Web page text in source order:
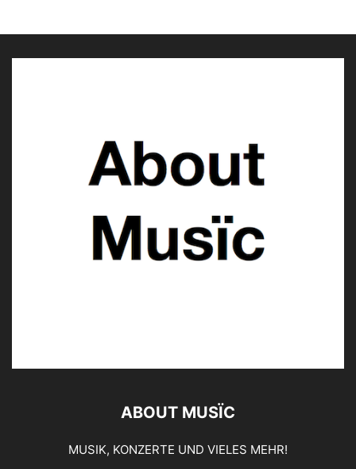
ABOUT MUSÏC
MUSIK, KONZERTE UND VIELES MEHR!